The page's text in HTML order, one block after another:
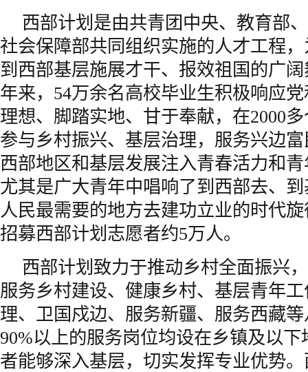
西部计划是由共青团中央、教育部
社会保障部共同组织实施的人才工程
到西部基层施展才干、报效祖国的广
年来，54万余名高校毕业生积极响应
理想、脚踏实地、甘于奉献，在2000
参与乡村振兴、基层治理，服务兴边
西部地区和基层发展注入青春活力和
尤其是广大青年中唱响了到西部去、
人民最需要的地方去建功立业的时代
招募西部计划志愿者约5万人。
西部计划致力于推动乡村全面振兴
服务乡村建设、健康乡村、基层青年
理、卫国戍边、服务新疆、服务西藏
90%以上的服务岗位均设在乡镇及以
者能够深入基层，切实发挥专业优势